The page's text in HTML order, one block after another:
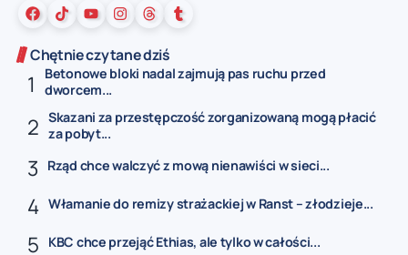
Chętnie czytane dziś
Betonowe bloki nadal zajmują pas ruchu przed
dworcem...
Skazani za przestępczość zorganizowaną mogą płacić
za pobyt...
Rząd chce walczyć z mową nienawiści w sieci...
Włamanie do remizy strażackiej w Ranst – złodzieje...
KBC chce przejąć Ethias, ale tylko w całości...